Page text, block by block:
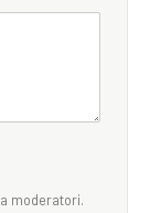
moderatori.